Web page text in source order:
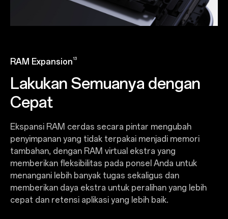
RAM Expansion 13
Lakukan Semuanya dengan
Cepat
Ekspansi RAM cerdas secara pintar mengubah
penyimpanan yang tidak terpakai menjadi memori
tambahan, dengan RAM virtual ekstra yang
memberikan fleksibilitas pada ponsel Anda untuk
menangani lebih banyak tugas sekaligus dan
memberikan daya ekstra untuk peralihan yang lebih
cepat dan retensi aplikasi yang lebih baik.